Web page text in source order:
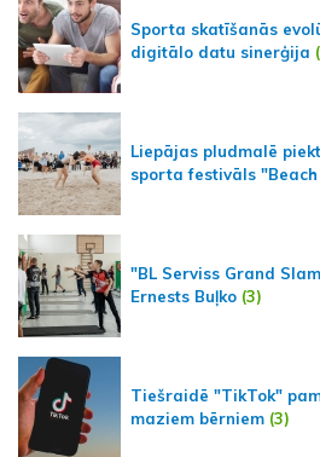
Sporta skatīšanās
digitālo datu sinerģija
Liepājas pludmalē
sporta festivāls
"BL Serviss Grand
Ernests Buļko (3)
Tiešraidē "TikTok"
maziem bērniem (3)